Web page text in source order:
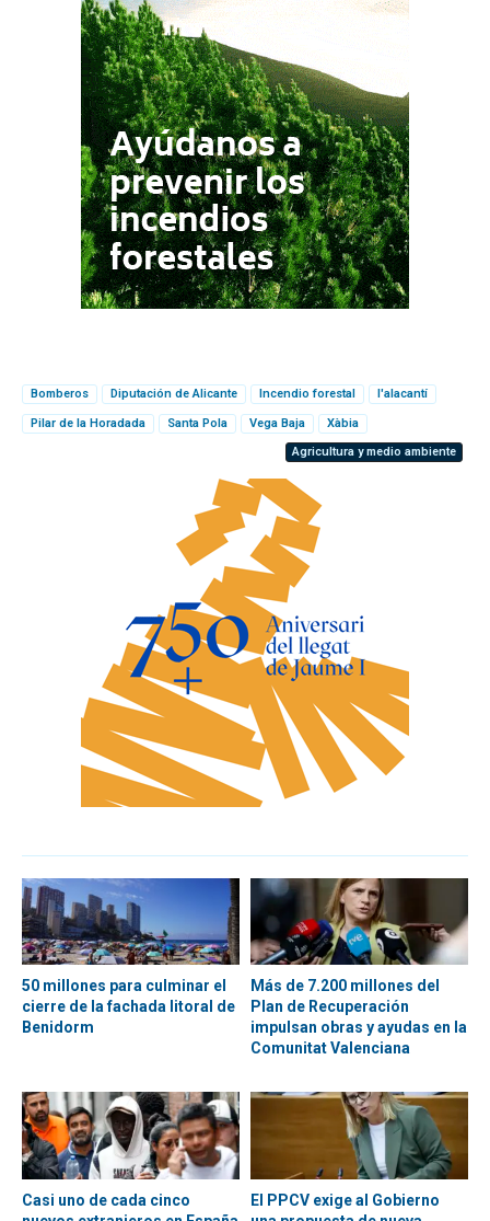
Bomberos Diputación de Alicante Incendio forestal l'alacantí
Pilar de la Horadada Santa Pola Vega Baja
Xàbia
Agricultura y medio ambiente
50 millones para culminar el
cierre de la fachada litoral de
Benidorm
Más de 7.200 millones del
Plan de Recuperación
impulsan obras y ayudas en la
Comunitat Valenciana
Casi uno de cada cinco
El PPCV exige al Gobierno